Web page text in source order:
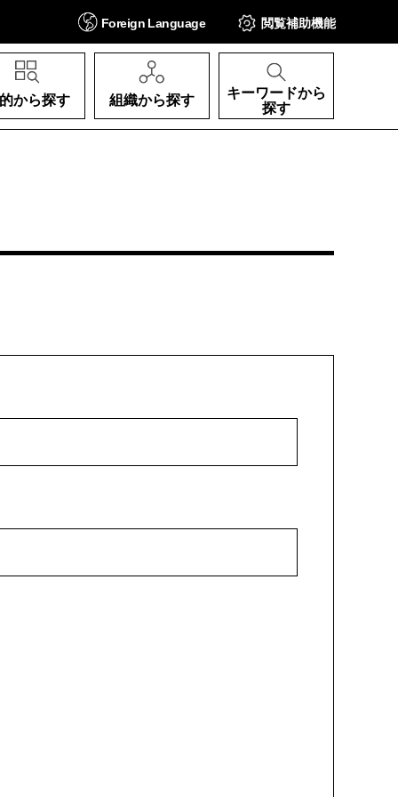
Foreign Language 閲覧補助機能
から探す 組織から探す
キーワードから
探す